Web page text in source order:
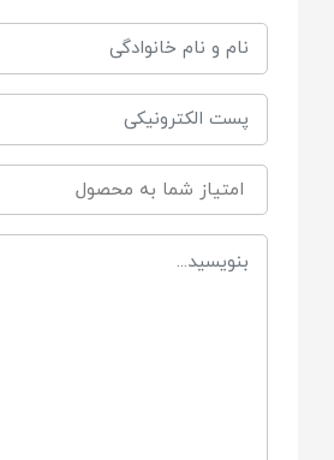
18 تکه
نیاز به باتری
3 عدد
ابعاد